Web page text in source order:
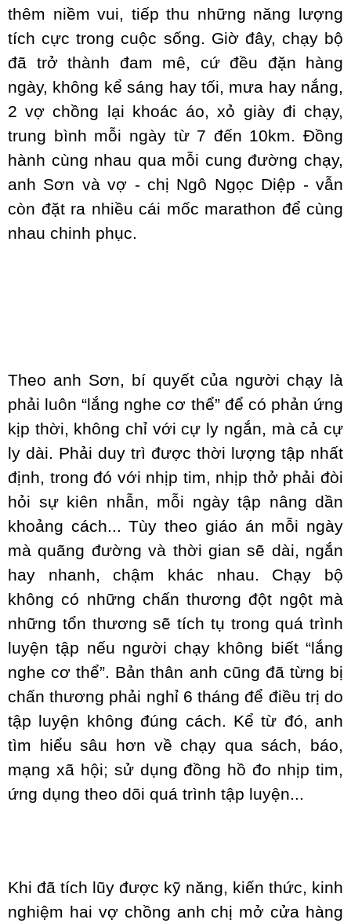
thêm niềm vui, tiếp thu những năng lượng
tích cực trong cuộc sống. Giờ đây, chạy bộ
đã trở thành đam mê, cứ đều đặn hàng
ngày, không kể sáng hay tối, mưa hay nắng,
2 vợ chồng lại khoác áo, xỏ giày đi chạy,
trung bình mỗi ngày từ 7 đến 10km. Đồng
hành cùng nhau qua mỗi cung đường chạy,
anh Sơn và vợ - chị Ngô Ngọc Diệp - vẫn
còn đặt ra nhiều cái mốc marathon để cùng
nhau chinh phục.
Theo anh Sơn, bí quyết của người chạy là
phải luôn “lắng nghe cơ thể” để có phản ứng
kịp thời, không chỉ với cự ly ngắn, mà cả cự
ly dài. Phải duy trì được thời lượng tập nhất
định, trong đó với nhịp tim, nhịp thở phải đòi
hỏi sự kiên nhẫn, mỗi ngày tập nâng dần
khoảng cách... Tùy theo giáo án mỗi ngày
mà quãng đường và thời gian sẽ dài, ngắn
hay nhanh, chậm khác nhau. Chạy bộ
không có những chấn thương đột ngột mà
những tổn thương sẽ tích tụ trong quá trình
luyện tập nếu người chạy không biết “lắng
nghe cơ thể”. Bản thân anh cũng đã từng bị
chấn thương phải nghỉ 6 tháng để điều trị do
tập luyện không đúng cách. Kể từ đó, anh
tìm hiểu sâu hơn về chạy qua sách, báo,
mạng xã hội; sử dụng đồng hồ đo nhịp tim,
ứng dụng theo dõi quá trình tập luyện...
Khi đã tích lũy được kỹ năng, kiến thức, kinh
nghiệm hai vợ chồng anh chị mở cửa hàng